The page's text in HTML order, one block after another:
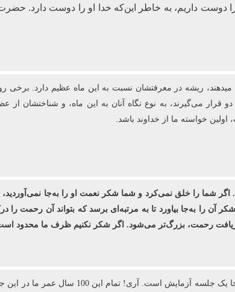
دوست داریم، به خاطر این‌که خدا او را دوست دارد.
ریشه در معرفتشان نسبت به این ماه عظیم دارد. برخی
قرار می‌گیرند، به نوع نگاه آنان به این ماه، و شناختشان
خواسته ما از خداوند باشد.
اگر شما را خلق نمی‌کرد و شما شکر نعمت او را به‌جا
آن را به‌جا بیاورد تا به مرتبه‌ای برسد که بتواند آن
رحمت، بزرگ‌تر می‌شود. اگر شکر نکنیم ظرف ما محدود